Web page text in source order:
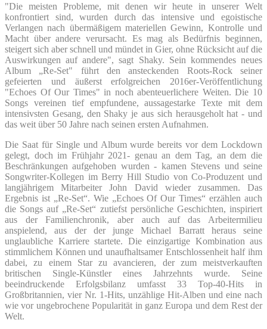
"Die meisten Probleme, mit denen wir heute in unserer Welt
konfrontiert sind, wurden durch das intensive und egoistische
Verlangen nach übermäßigem materiellen Gewinn, Kontrolle und
Macht über andere verursacht. Es mag als Bedürfnis beginnen,
steigert sich aber schnell und mündet in Gier, ohne Rücksicht auf die
Auswirkungen auf andere", sagt Shaky. Sein kommendes neues
Album „Re-Set" führt den ansteckenden Roots-Rock seiner
gefeierten und äußerst erfolgreichen 2016er-Veröffentlichung
"Echoes Of Our Times" in noch abenteuerlichere Weiten. Die 10
Songs vereinen tief empfundene, aussagestarke Texte mit dem
intensivsten Gesang, den Shaky je aus sich herausgeholt hat - und
das weit über 50 Jahre nach seinen ersten Aufnahmen.
Die Saat für Single und Album wurde bereits vor dem Lockdown
gelegt, doch im Frühjahr 2021- genau an dem Tag, an dem die
Beschränkungen aufgehoben wurden - kamen Stevens und seine
Songwriter-Kollegen im Berry Hill Studio von Co-Produzent und
langjährigem Mitarbeiter John David wieder zusammen. Das
Ergebnis ist „Re-Set“. Wie „Echoes Of Our Times“ erzählen auch
die Songs auf „Re-Set“ zutiefst persönliche Geschichten, inspiriert
aus der Familienchronik, aber auch auf das Arbeitermilieu
anspielend, aus der der junge Michael Barratt heraus seine
unglaubliche Karriere startete. Die einzigartige Kombination aus
stimmlichem Können und unaufhaltsamer Entschlossenheit half ihm
dabei, zu einem Star zu avancieren, der zum meistverkauften
britischen Single-Künstler eines Jahrzehnts wurde. Seine
beeindruckende Erfolgsbilanz umfasst 33 Top-40-Hits in
Großbritannien, vier Nr. 1-Hits, unzählige Hit-Alben und eine nach
wie vor ungebrochene Popularität in ganz Europa und dem Rest der
Welt.